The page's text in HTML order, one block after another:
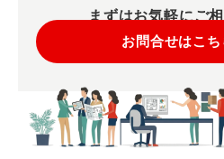
まずはお気軽にご
お問合せはこち